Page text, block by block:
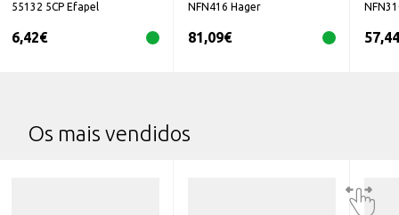
55132 5CP Efapel
6,42€
NFN416 Hager
81,09€ 57,44
Os mais vendidos